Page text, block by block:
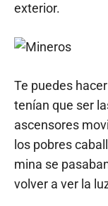
exterior.
Te puedes
tenían que ser
ascensores
los pobres
mina se
volver a ver la